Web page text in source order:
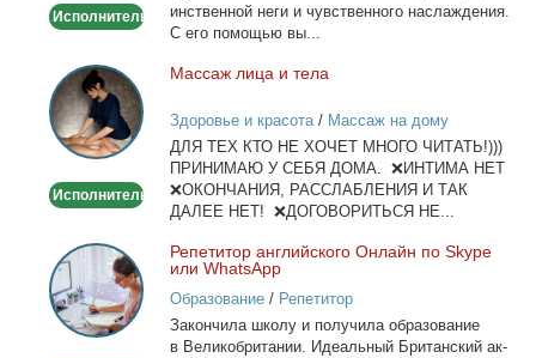
Исполнитель
ин­ствен­ной неги и чув­ствен­но­го на­сла­жде­ния.
С его по­мо­щью вы...
Массаж
лица
и
тела
Исполнитель
Мас­саж ли­ца и те­ла
Здоровье и красота/ Массаж на дому
ДЛЯ ТЕХ КТО НЕ ХОЧЕТ МНОГО ЧИТАТЬ!)))
ПРИНИМАЮ У СЕБЯ ДОМА. ❌ИНТИМА НЕТ
❌ОКОНЧАНИЯ, РАССЛАБЛЕНИЯ И ТАК
ДАЛЕЕ НЕТ! ❌ДОГОВОРИТЬСЯ НЕ...
Репетитор
английского
Онлайн
по
Ре­пе­ти­тор ан­глий­ско­го Он­лайн по Skype
или WhatsApp
Образование/ Репетитор
За­кон­чи­ла шко­лу и по­лу­чи­ла об­ра­зо­ва­ние
в Ве­ли­ко­бри­та­нии. Иде­аль­ный Бри­тан­ский ак­